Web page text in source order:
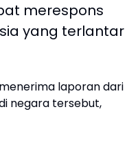
merespons
yang terlantar
laporan dari
negara tersebut,